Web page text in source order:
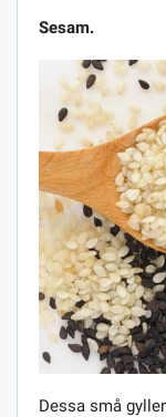
Sesam.
Dessa små